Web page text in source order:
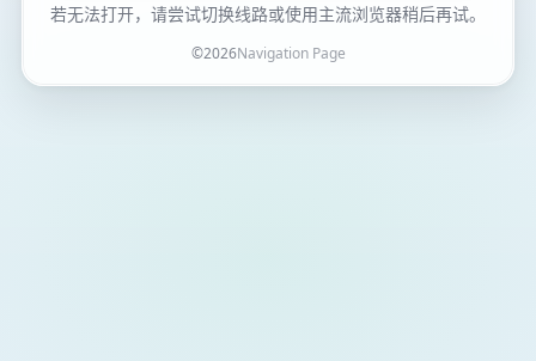
若无法打开，请尝试切换线路或使用主流浏览器稍后再试。
©2026Navigation Page